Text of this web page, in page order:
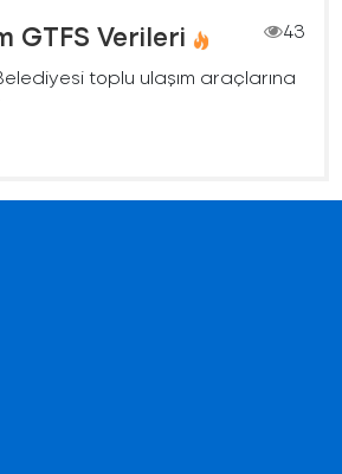
GTFS Verileri
43
toplu ulaşım araçlarına